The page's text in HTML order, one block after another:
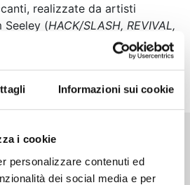
Informazioni sui cookie
i cookie
personalizzare contenuti ed
dei social media e per
realizzate da artisti
Seeley (HACK/SLASH, REVIVAL,
Lobo
), Jarrett Melendez
Watchdogs: Legion),
della serie